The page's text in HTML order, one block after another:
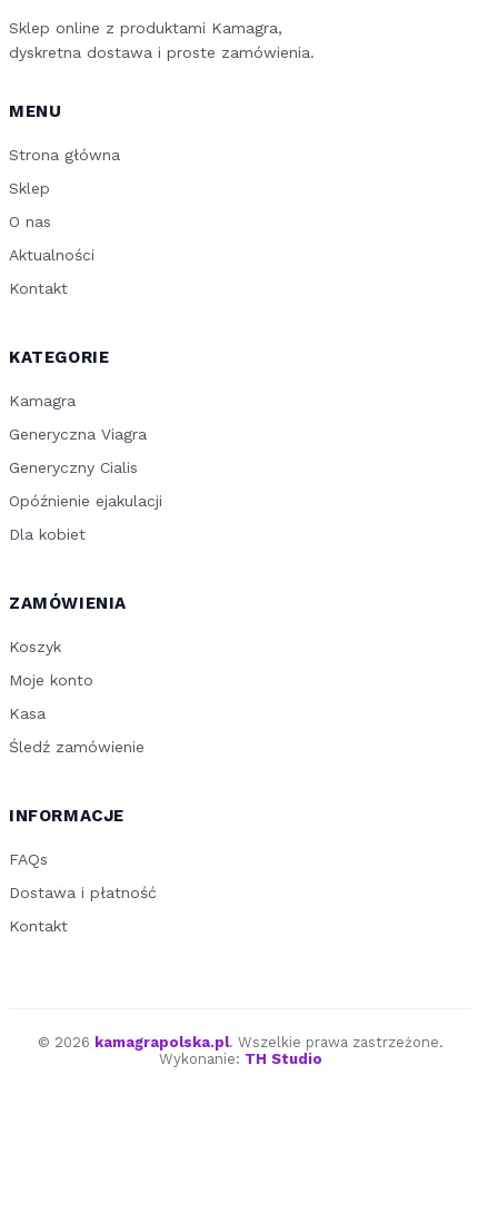
Sklep online z produktami Kamagra,
dyskretna dostawa i proste zamówienia.
MENU
Strona główna
Sklep
O nas
Aktualności
Kontakt
KATEGORIE
Kamagra
Generyczna Viagra
Generyczny Cialis
Opóźnienie ejakulacji
Dla kobiet
ZAMÓWIENIA
Koszyk
Moje konto
Kasa
Śledź zamówienie
INFORMACJE
FAQs
Dostawa i płatność
Kontakt
© 2026 kamagrapolska.pl. Wszelkie prawa zastrzeżone.
Wykonanie: TH Studio